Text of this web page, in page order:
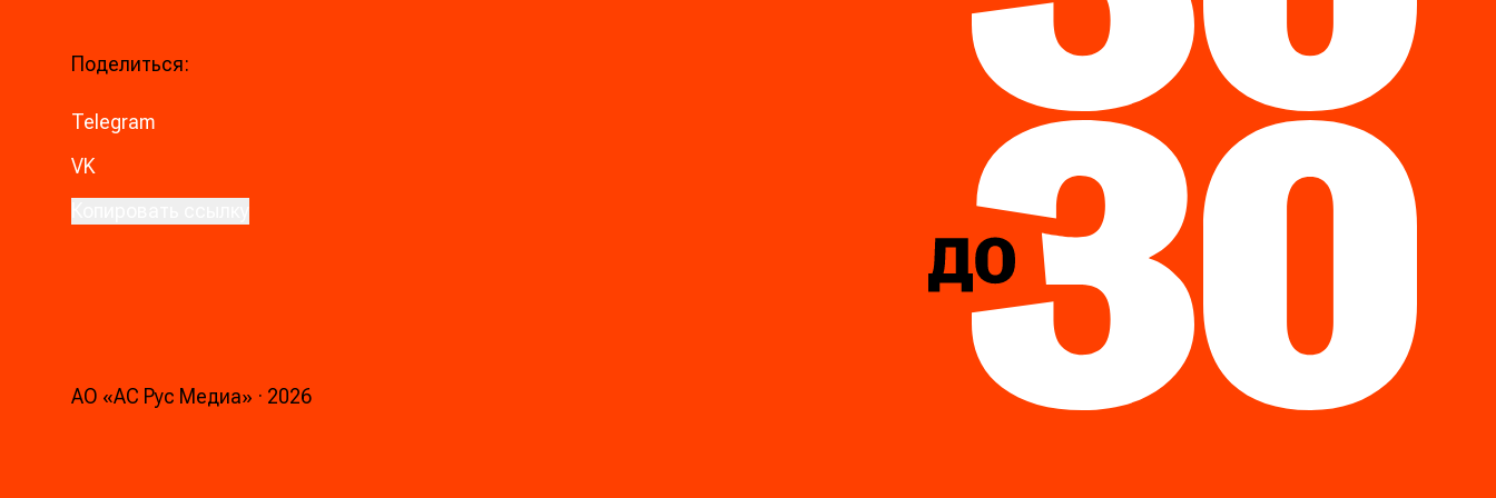
Поделиться:
Telegram
VK
АО «АС Рус Медиа» · 2026